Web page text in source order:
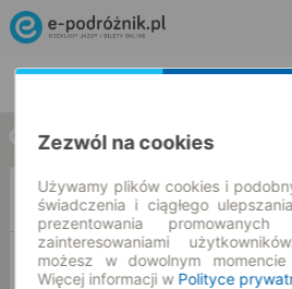
w jedną stronę w obie strony
Z
DO
Zezwól na cookies
Używamy plików cookies i
świadczenia i ciągłego
prezentowania
zainteresowaniami
możesz w dowolnym
Więcej informacji w Polityce